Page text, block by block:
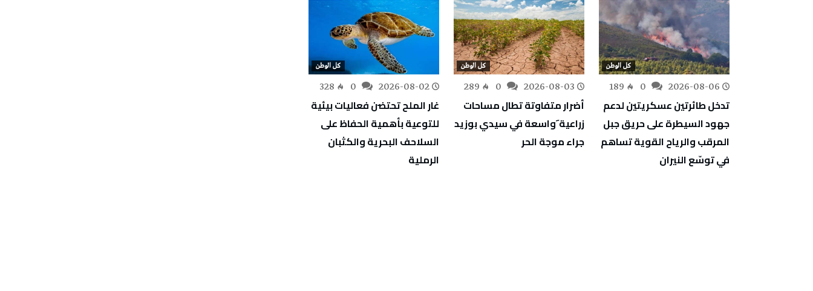
كل الوطن
2026-08-06
189
تدخل طائرتين عسكريتين لدعم
جهود السيطرة على حريق جبل
المرقب والرياح القوية تساهم
في توسّع النيران
كل الوطن
2026-08-03
289
أضرار متفاوتة تطال مساحات
زراعية َواسعة في سيدي بوزيد
جراء موجة الحر
كل الوطن
2026-08-02
328
غار الملح تحتضن فعاليات بيئية
للتوعية بأهمية الحفاظ على
السلاحف البحرية والكثبان
الرملية